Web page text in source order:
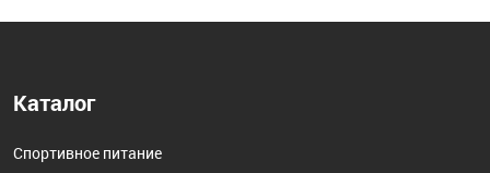
Каталог
Спортивное питание